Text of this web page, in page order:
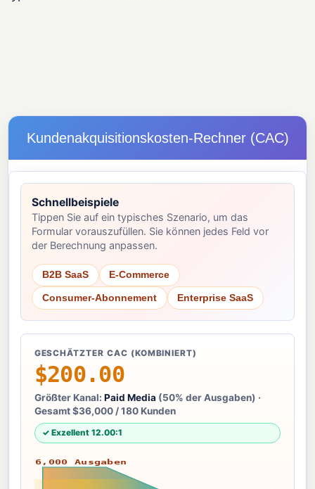
Kundenakquisitionskosten-Rechner (CAC)
Schnellbeispiele
Tippen Sie auf ein typisches Szenario, um das
Formular vorauszufüllen. Sie können jedes Feld vor
der Berechnung anpassen.
B2B SaaS E-Commerce
Consumer-Abonnement Enterprise SaaS
GESCHÄTZTER CAC (KOMBINIERT)
$200.00
Größter Kanal: Paid Media (50% der Ausgaben) ·
Gesamt $36,000 / 180 Kunden
✓ Exzellent 12.00:1
$36,000 Ausgaben